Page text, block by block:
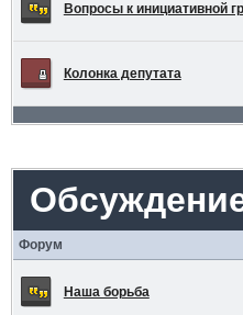
Вопросы к инициативной
Колонка депутата
Форум
Наша борьба